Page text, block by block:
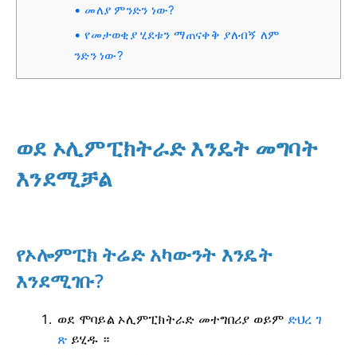
መለያ ምንድን ነው?
የመታወቂያ ሂደቱን ማጠናቀቅ ያለብኝ ለም
ንድን ነው?
ወደ ኦሊምፒክትራድ እንዴት መግባት
እንደሚቻል
የኦሎምፒክ ትሬድ አካውንት እንዴት
እንደሚገቡ?
ወደ ሞባይል ኦሊምፒክትራድ መተግበሪያ ወይም ድህረ ገ
ጽ ይሂዱ ።